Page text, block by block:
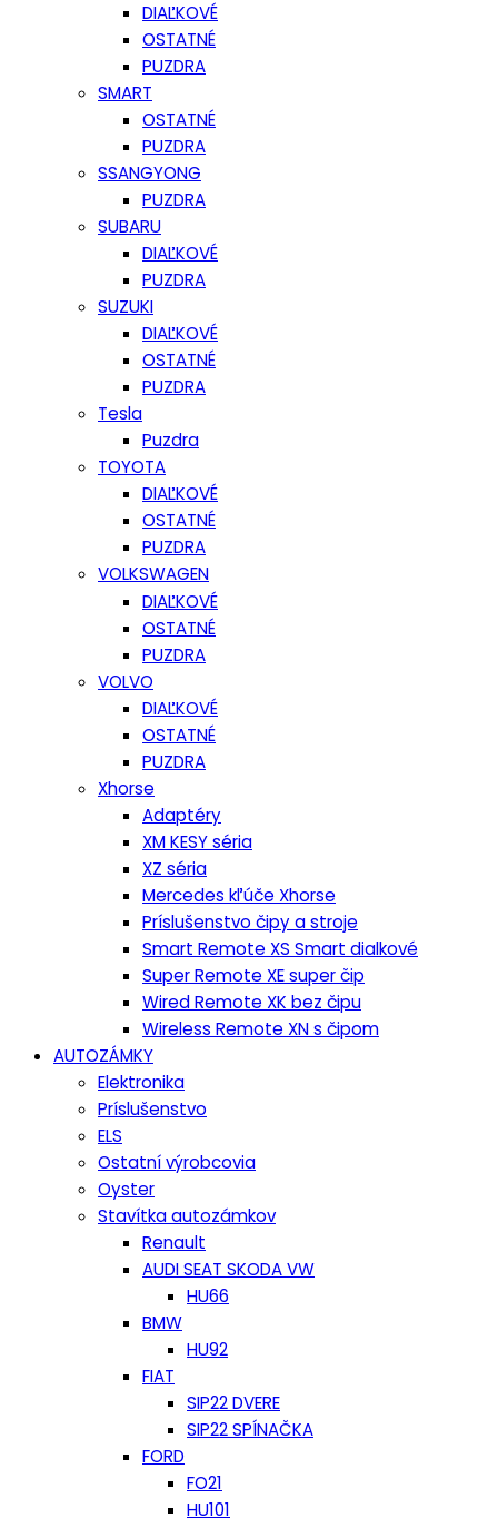
DIAĽKOVÉ
OSTATNÉ
PUZDRA
SMART
OSTATNÉ
PUZDRA
SSANGYONG
PUZDRA
SUBARU
DIAĽKOVÉ
PUZDRA
SUZUKI
DIAĽKOVÉ
OSTATNÉ
PUZDRA
Tesla
Puzdra
TOYOTA
DIAĽKOVÉ
OSTATNÉ
PUZDRA
VOLKSWAGEN
DIAĽKOVÉ
OSTATNÉ
PUZDRA
VOLVO
DIAĽKOVÉ
OSTATNÉ
PUZDRA
Xhorse
Adaptéry
XM KESY séria
XZ séria
Mercedes kľúče Xhorse
Príslušenstvo čipy a stroje
Smart Remote XS Smart dialkové
Super Remote XE super čip
Wired Remote XK bez čipu
Wireless Remote XN s čipom
AUTOZÁMKY
Elektronika
Príslušenstvo
ELS
Ostatní výrobcovia
Oyster
Stavítka autozámkov
Renault
AUDI SEAT SKODA VW
HU66
BMW
HU92
FIAT
SIP22 DVERE
SIP22 SPÍNAČKA
FORD
FO21
HU101